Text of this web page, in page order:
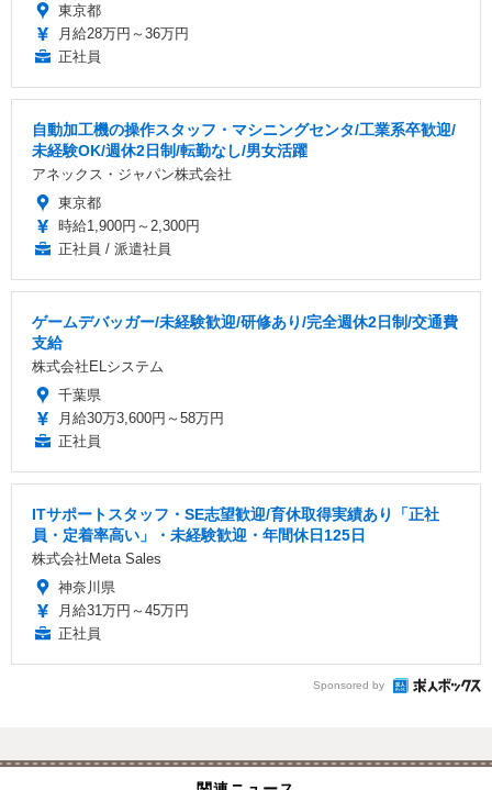
東京都
月給28万円～36万円
正社員
自動加工機の操作スタッフ・マシニングセンタ/工業系卒歓迎/
未経験OK/週休2日制/転勤なし/男女活躍
アネックス・ジャパン株式会社
東京都
時給1,900円～2,300円
正社員 / 派遣社員
ゲームデバッガー/未経験歓迎/研修あり/完全週休2日制/交通費
支給
株式会社ELシステム
千葉県
月給30万3,600円～58万円
正社員
ITサポートスタッフ・SE志望歓迎/育休取得実績あり「正社
員・定着率高い」・未経験歓迎・年間休日125日
株式会社Meta Sales
神奈川県
月給31万円～45万円
正社員
Sponsored by